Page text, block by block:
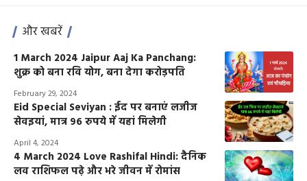
और खबरें
1 March 2024 Jaipur Aaj Ka Panchang:
शुक्र को बना रवि योग, बना देगा करोड़पति
February 29, 2024
Eid Special Seviyan : ईद पर बनाएं लजीज
सेवइयां, मात्र 96 रुपये में यहां मिलेगी
April 4, 2024
4 March 2024 Love Rashifal Hindi: दैनिक
लव राशिफल पढ़े और भरे जीवन में रोमांस